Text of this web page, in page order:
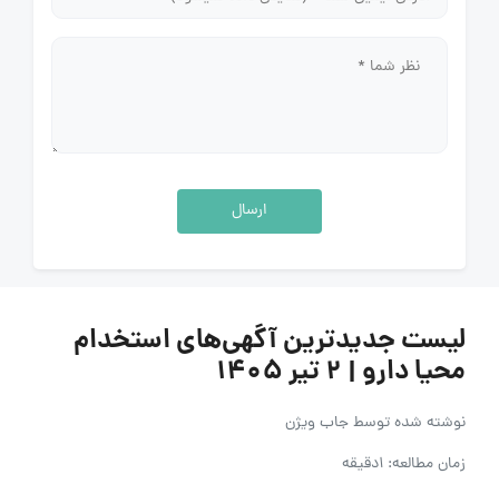
ارسال
لیست جدیدترین آگهی‌های استخدام
محیا دارو | ۲ تیر ۱۴۰۵
نوشته شده توسطجاب ویژن
زمان مطالعه: 1دقیقه